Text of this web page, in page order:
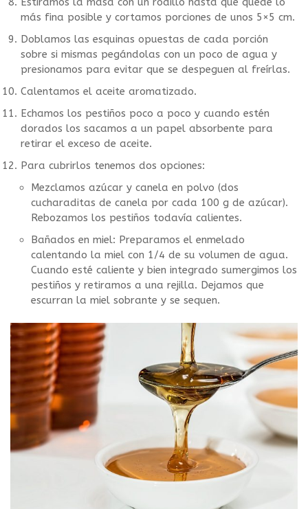
más fina posible y cortamos porciones de unos 5×5 cm.
Doblamos las esquinas opuestas de cada porción
sobre si mismas pegándolas con un poco de agua y
presionamos para evitar que se despeguen al freírlas.
Calentamos el aceite aromatizado.
Echamos los pestiños poco a poco y cuando estén
dorados los sacamos a un papel absorbente para
retirar el exceso de aceite.
Para cubrirlos tenemos dos opciones:
Mezclamos azúcar y canela en polvo (dos
cucharaditas de canela por cada 100 g de azúcar).
Rebozamos los pestiños todavía calientes.
Bañados en miel: Preparamos el enmelado
calentando la miel con 1/4 de su volumen de agua.
Cuando esté caliente y bien integrado sumergimos los
pestiños y retiramos a una rejilla. Dejamos que
escurran la miel sobrante y se sequen.